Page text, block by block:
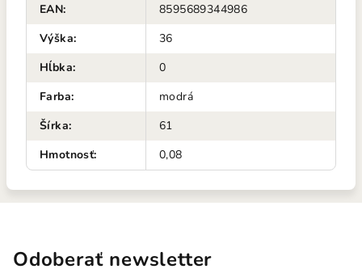
EAN:
8595689344986
Výška:
36
Hĺbka:
0
Farba:
modrá
Šírka:
61
Hmotnosť: 0,08
Odoberať newsletter